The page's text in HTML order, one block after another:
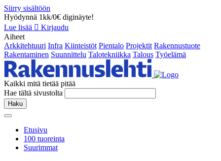
Siirry sisältöön
Hyödynnä 1kk/0€ diginäyte!
Lue lisää
Kirjaudu
Aiheet
Arkkitehtuuri Infra Kiinteistöt Pientalo Projektit Rakennustuote
Rakentaminen Suunnittelu Talotekniikka Talous Työelämä
Kaikki mitä tietää pitää
Hae tältä sivustolta
Haku
Etusivu
100 tuoreinta
Suurimmat